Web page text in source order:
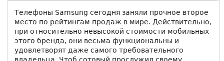
Телефоны Samsung сегодня заняли прочное второе
место по рейтингам продаж в мире. Действительно,
при относительно невысокой стоимости мобильных
этого бренда, они весьма функциональны и
удовлетворят даже самого требовательного